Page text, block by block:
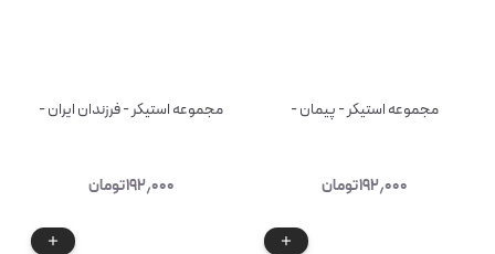
مجموعه استیکر - پیمان -
۱۹۲٫۰۰۰تومان
مجموعه استیکر - فرزندان ایران -
۱۹۲٫۰۰۰تومان